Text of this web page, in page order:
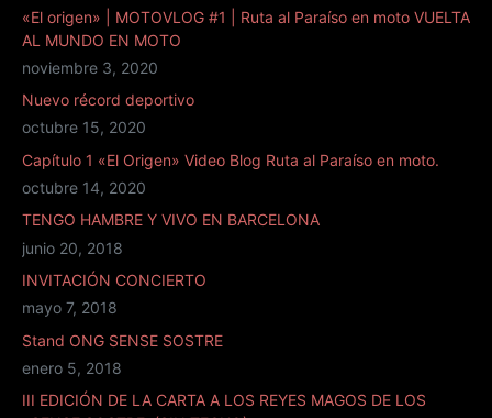
«El origen» | MOTOVLOG #1 | Ruta al Paraíso en moto VUELTA
AL MUNDO EN MOTO
noviembre 3, 2020
Nuevo récord deportivo
octubre 15, 2020
Capítulo 1 «El Origen» Video Blog Ruta al Paraíso en moto.
octubre 14, 2020
TENGO HAMBRE Y VIVO EN BARCELONA
junio 20, 2018
INVITACIÓN CONCIERTO
mayo 7, 2018
Stand ONG SENSE SOSTRE
enero 5, 2018
III EDICIÓN DE LA CARTA A LOS REYES MAGOS DE LOS